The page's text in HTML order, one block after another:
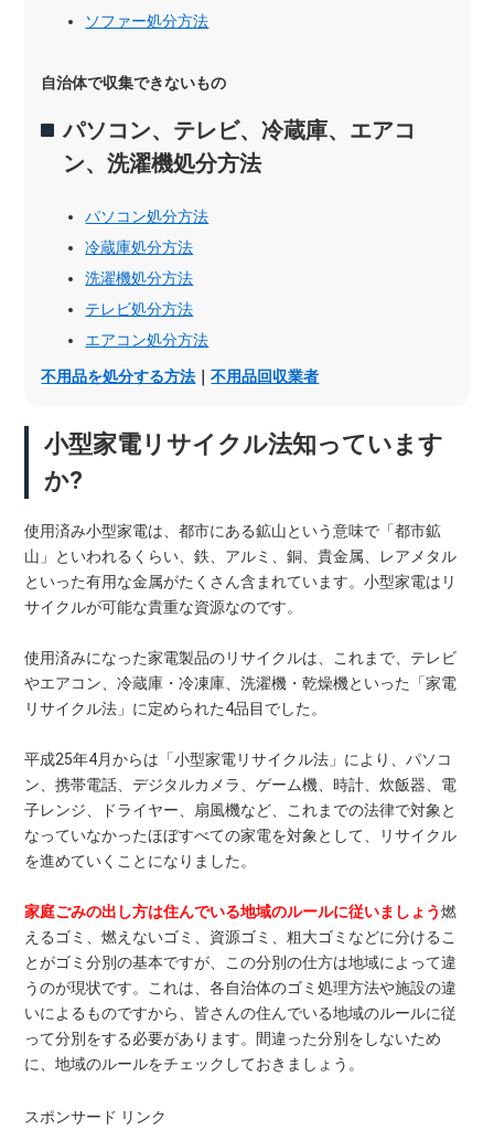
ソファー処分方法
自治体で収集できないもの
パソコン、テレビ、冷蔵庫、エアコ
ン、洗濯機処分方法
パソコン処分方法
冷蔵庫処分方法
洗濯機処分方法
テレビ処分方法
エアコン処分方法
不用品を処分する方法 ｜不用品回収業者
小型家電リサイクル法知っています
か?
使用済み小型家電は、都市にある鉱山という意味で「都市鉱
山」といわれるくらい、鉄、アルミ、銅、貴金属、レアメタル
といった有用な金属がたくさん含まれています。小型家電はリ
サイクルが可能な貴重な資源なのです。
使用済みになった家電製品のリサイクルは、これまで、テレビ
やエアコン、冷蔵庫・冷凍庫、洗濯機・乾燥機といった「家電
リサイクル法」に定められた4品目でした。
平成25年4月からは「小型家電リサイクル法」により、パソコ
ン、携帯電話、デジタルカメラ、ゲーム機、時計、炊飯器、電
子レンジ、ドライヤー、扇風機など、これまでの法律で対象と
なっていなかったほぼすべての家電を対象として、リサイクル
を進めていくことになりました。
家庭ごみの出し方は住んでいる地域のルールに従いましょう燃
えるゴミ、燃えないゴミ、資源ゴミ、粗大ゴミなどに分けるこ
とがゴミ分別の基本ですが、この分別の仕方は地域によって違
うのが現状です。これは、各自治体のゴミ処理方法や施設の違
いによるものですから、皆さんの住んでいる地域のルールに従
って分別をする必要があります。間違った分別をしないため
に、地域のルールをチェックしておきましょう。
スポンサード リンク